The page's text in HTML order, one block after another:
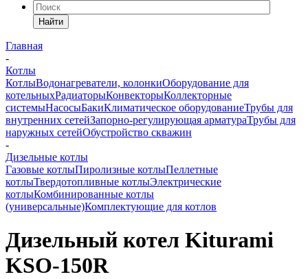
Найти
Главная
-
Котлы
КотлыВодонагреватели, колонкиОборудование для
котельныхРадиаторыКонвекторыКоллекторные
системыНасосыБакиКлиматическое оборудованиеТрубы для
внутренних сетейЗапорно-регулирующая арматураТрубы для
наружных сетейОбустройство скважин
-
Дизельные котлы
Газовые котлыПиролизные котлыПеллетные
котлыТвердотопливные котлыЭлектрические
котлыКомбинированные котлы
(универсальные)Комплектующие для котлов
Дизельный котел Kiturami
KSO-150R